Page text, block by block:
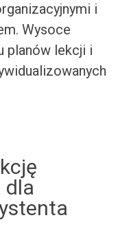
i
Wysoce
planów lekcji i
dla